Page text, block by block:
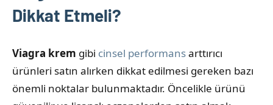
Dikkat Etmeli?
Viagra krem gibi cinsel performansarttırıcı
ürünleri satın alırken dikkat edilmesi gereken bazı
önemli noktalar bulunmaktadır. Öncelikle ürünü